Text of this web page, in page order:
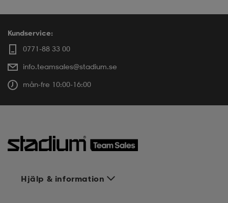
Kundservice:
0771-88 33 00
info.teamsales@stadium.se
mån-fre 10:00-16:00
Hjälp & information